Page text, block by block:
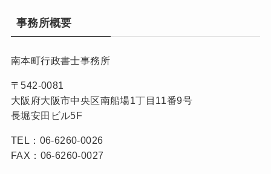
事務所概要
南本町行政書士事務所
〒542-0081
大阪府大阪市中央区南船場1丁目11番9号
長堀安田ビル5F
TEL：06-6260-0026
FAX：06-6260-0027